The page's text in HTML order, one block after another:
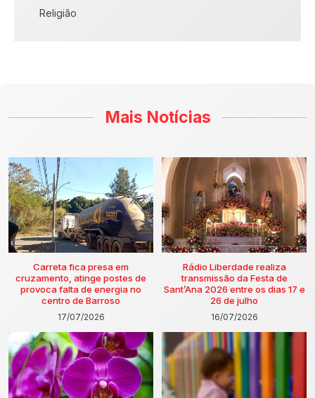
Religião
Mais Notícias
Carreta fica presa em
cruzamento, atinge postes de
provoca falta de energia no
centro de Barroso
17/07/2026
Rádio Liberdade realiza
transmissão da Festa de
Sant’Ana 2026 entre os dias 17 e
26 de julho
16/07/2026